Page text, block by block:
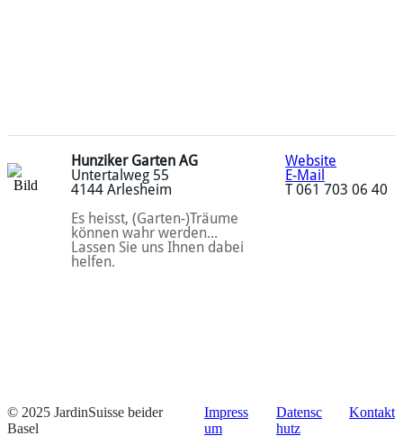
Hunziker Garten AG
Untertalweg 55
4144 Arlesheim
Es heisst, (Garten-)Träume
können wahr werden...
Lassen Sie uns Ihnen dabei
helfen.
Website
E-Mail
​T 061 703 06 40
© 2025 JardinSuisse beider
Basel
Impress
um
Datensc
hutz
Kontakt